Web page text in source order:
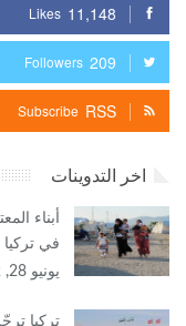
11,148
Likes
209
Followers
RSS
Subscribe
اخر التدوينات
أبناء
في تركيا
يونيو 28, 2022
تركيا